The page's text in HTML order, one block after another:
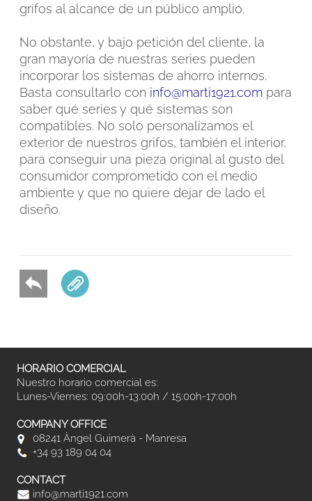
grifos al alcance de un público amplio.
No obstante, y bajo petición del cliente, la
gran mayoría de nuestras series pueden
incorporar los sistemas de ahorro internos.
Basta consultarlo con info@marti1921.com para
saber qué series y qué sistemas son
compatibles. No solo personalizamos el
exterior de nuestros grifos, también el interior,
para conseguir una pieza original al gusto del
consumidor comprometido con el medio
ambiente y que no quiere dejar de lado el
diseño.
HORARIO COMERCIAL
Nuestro horario comercial es:
Lunes-Viernes: 09:00h-13:00h / 15:00h-17:00h
COMPANY OFFICE
08241 Àngel Guimerà - Manresa
+34 93 189 04 04
CONTACT
info@marti1921.com